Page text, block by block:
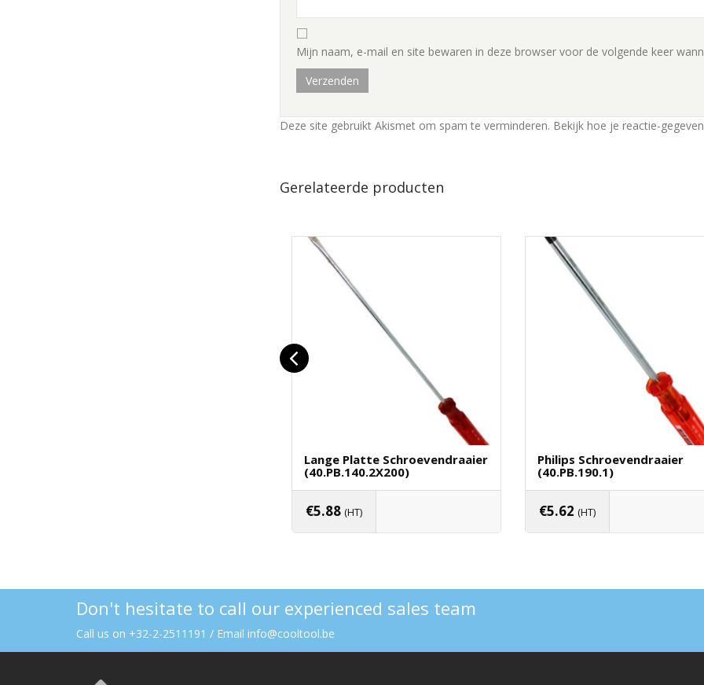
Mijn naam, e-mail en site bewaren in deze browser voor de volgende keer
Deze site gebruikt Akismet om spam te verminderen. Bekijk hoe je reactie-
Gerelateerde producten
Lange Platte Schroevendraaier
(40.PB.140.2X200)
€5.88 (HT)
Philips Schroevendraaier
(40.PB.190.1)
€5.62 (HT)
Don't hesitate to call our experienced sales team
Call us on +32-2-2511191 / Email info@cooltool.be